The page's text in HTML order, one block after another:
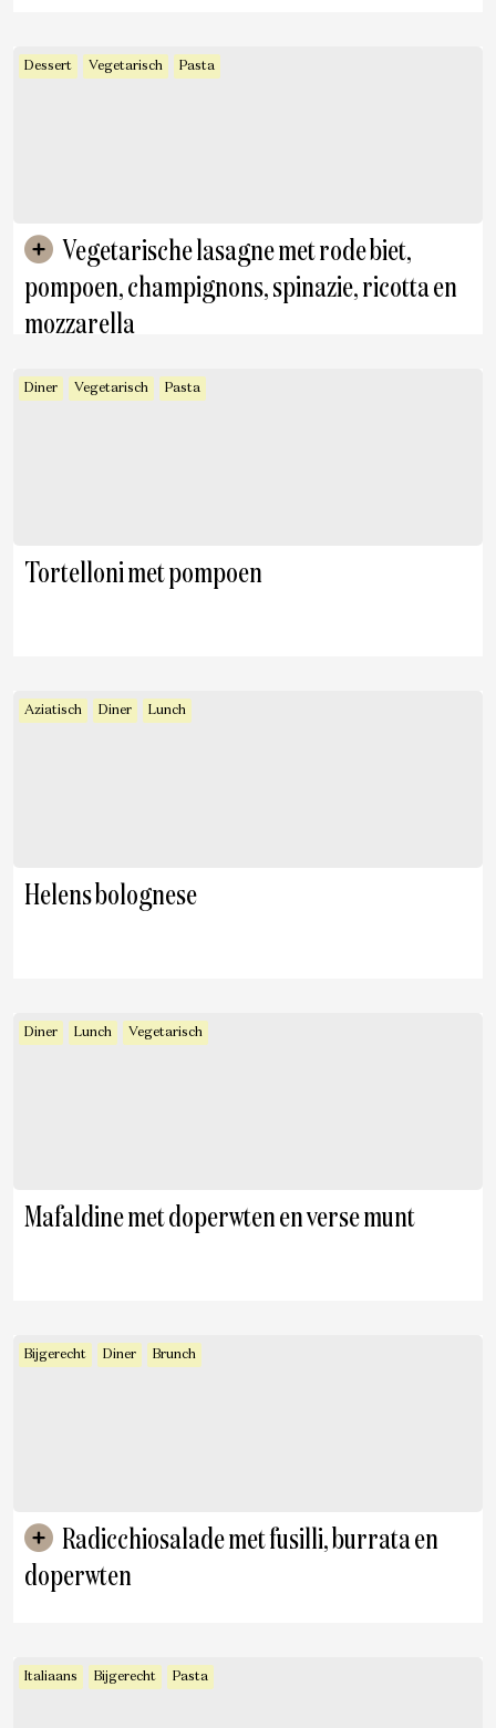
Dessert Vegetarisch Pasta
pompoen, champignons, spinazie, ricotta en
mozzarella
Diner Vegetarisch Pasta
Tortelloni met pompoen
Aziatisch Diner Lunch
Helens bolognese
Diner Lunch Vegetarisch
Mafaldine met doperwten en verse munt
Bijgerecht Diner Brunch
doperwten
Italiaans Bijgerecht Pasta